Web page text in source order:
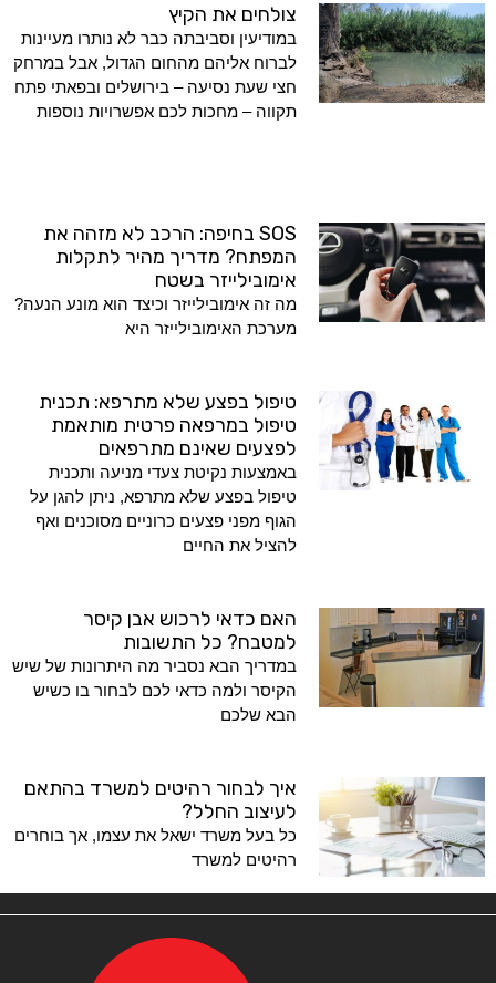
צולחים את הקיץ
במודיעין וסביבתה כבר לא נותרו מעיינות
לברוח אליהם מהחום הגדול, אבל במרחק
חצי שעת נסיעה – בירושלים ובפאתי פתח
תקווה – מחכות לכם אפשרויות נוספות
SOS בחיפה: הרכב לא מזהה את
המפתח? מדריך מהיר לתקלות
אימובילייזר בשטח
מה זה אימובילייזר וכיצד הוא מונע הנעה?
מערכת האימובילייזר היא
טיפול בפצע שלא מתרפא: תכנית
טיפול במרפאה פרטית מותאמת
לפצעים שאינם מתרפאים
באמצעות נקיטת צעדי מניעה ותכנית
טיפול בפצע שלא מתרפא, ניתן להגן על
הגוף מפני פצעים כרוניים מסוכנים ואף
להציל את החיים
האם כדאי לרכוש אבן קיסר
למטבח? כל התשובות
במדריך הבא נסביר מה היתרונות של שיש
הקיסר ולמה כדאי לכם לבחור בו כשיש
הבא שלכם
איך לבחור רהיטים למשרד בהתאם
לעיצוב החלל?
כל בעל משרד ישאל את עצמו, אך בוחרים
רהיטים למשרד